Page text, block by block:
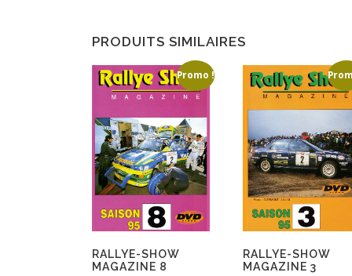
PRODUITS SIMILAIRES
Promo !
RALLYE-SHOW
MAGAZINE 8
RALLYE-SHOW
MAGAZINE 3